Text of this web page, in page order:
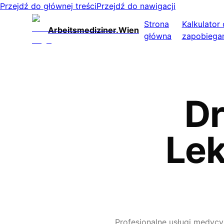
Przejdź do głównej treściPrzejdź do nawigacji
Arbeitsmediziner.Wien
Strona
główna
Kalkulator
Profesjonalne usługi